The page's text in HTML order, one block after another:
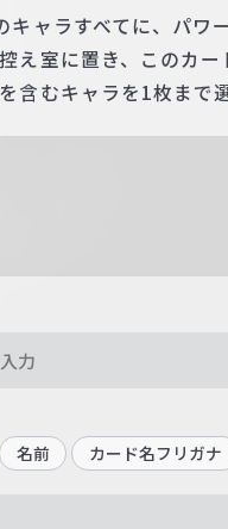
ャラすべてに、パワ
え室に置き、このカ
含むキャラを1枚まで
名前 カード名フリガナ